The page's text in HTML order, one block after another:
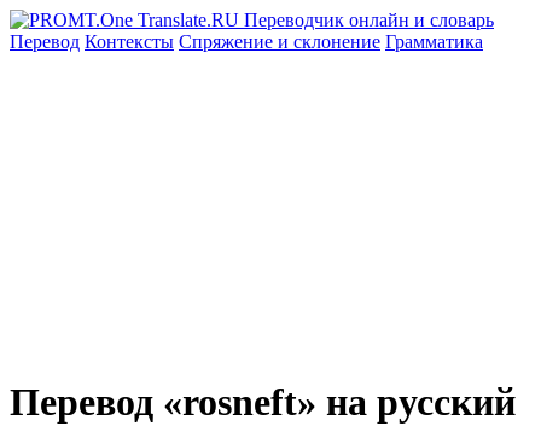
Перевод Контексты Спряжение и склонение Грамматика
Перевод «rosneft» на русский